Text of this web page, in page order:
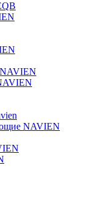
NAVIEN